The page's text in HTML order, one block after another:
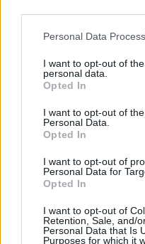
Personal Data
I want to opt-out of
personal data.
Opted In
I want to opt-out of
Personal Data.
Opted In
I want to opt-out of
Personal Data for
Opted In
I want to opt-out of
Retention, Sale, and/
Personal Data that Is
Purposes for which it
Rechnitz
ÖAMTC Enlion -
Hauptplatz -
Ladesäule
Hauptplatz 1
Stegersbach-
Wiesenstraße 2
ÖAMTC Enlion -
Gemeindeplatz 1